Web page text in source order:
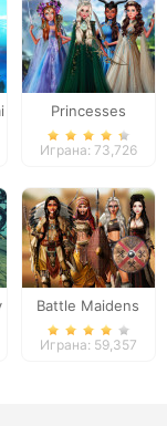
Princesses
Fantasy Makeover
Играна: 73,726
Battle Maidens
Играна: 59,357